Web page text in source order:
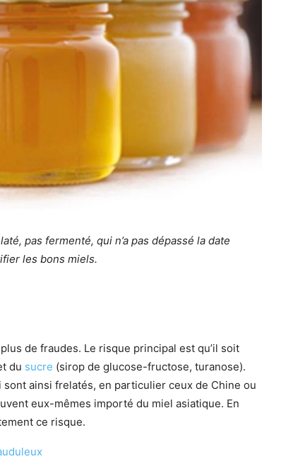
pas fermenté, qui n’a pas dépassé la date
les bons miels.
de fraudes. Le risque principal est qu’il soit
du sucre (sirop de glucose-fructose, turanose).
sont ainsi frelatés, en particulier ceux de Chine ou
eux-mêmes importé du miel asiatique. En
ce risque.